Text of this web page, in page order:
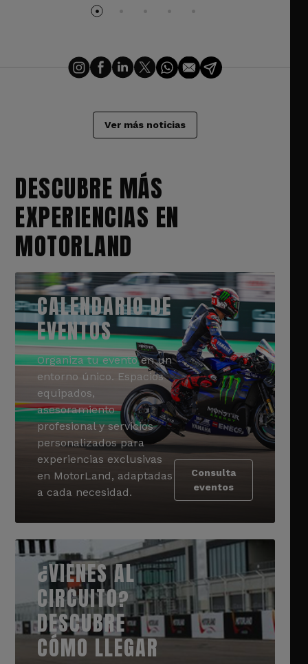
Ver más noticias
DESCUBRE MÁS
EXPERIENCIAS EN
MOTORLAND
CALENDARIO DE
EVENTOS
Organiza tu evento en un
entorno único. Espacios
equipados,
asesoramiento
profesional y servicios
personalizados para
experiencias exclusivas
en MotorLand, adaptadas
a cada necesidad.
Consulta
eventos
¿VIENES AL
CIRCUITO?
DESCUBRE
CÓMO LLEGAR